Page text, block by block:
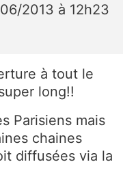
2013 à 12h23
à tout le
long!!
Parisiens mais
chaines
diffusées via la